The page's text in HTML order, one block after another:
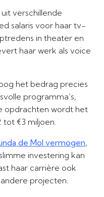
verschillende
salaris voor haar tv-
in theater en
haar werk als voice
het bedrag precies
programma’s,
opdrachten wordt het
tot €3 miljoen.
de Mol vermogen,
investering kan
haar carrière ook
projecten.